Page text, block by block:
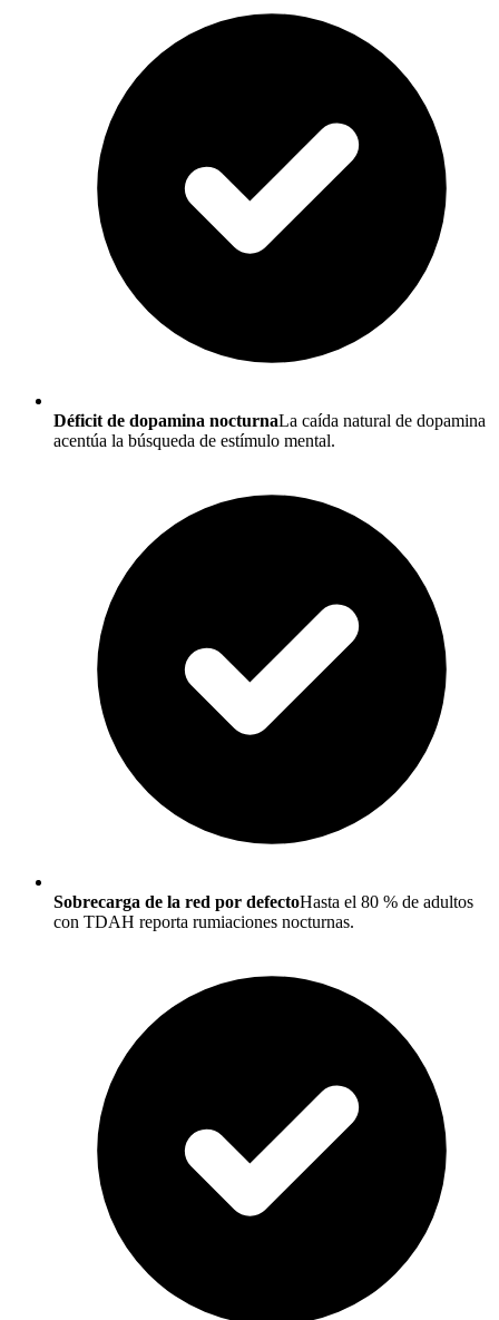
Déficit de dopamina nocturnaLa caída natural de dopamina
acentúa la búsqueda de estímulo mental.
Sobrecarga de la red por defectoHasta el 80 % de adultos
con TDAH reporta rumiaciones nocturnas.